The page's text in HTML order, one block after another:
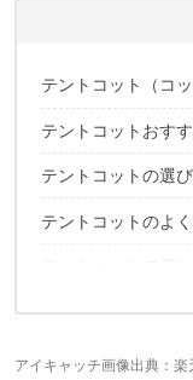
斎藤誠の
テントコット（コ
メリット
テントコットおす
テントコットの選
① 組み合わせるコ
③ 耐水圧が
➃小物用ポケット
テントコットのよ
テントコットで
テントコットに関
アイキャッチ画像出典： 楽